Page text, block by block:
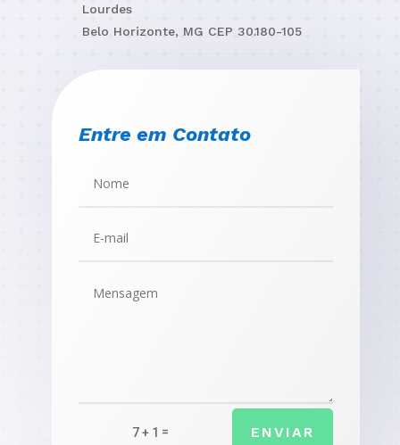
Lourdes
Belo Horizonte, MG CEP 30.180-105
Entre em Contato
7 + 1 = ENVIAR